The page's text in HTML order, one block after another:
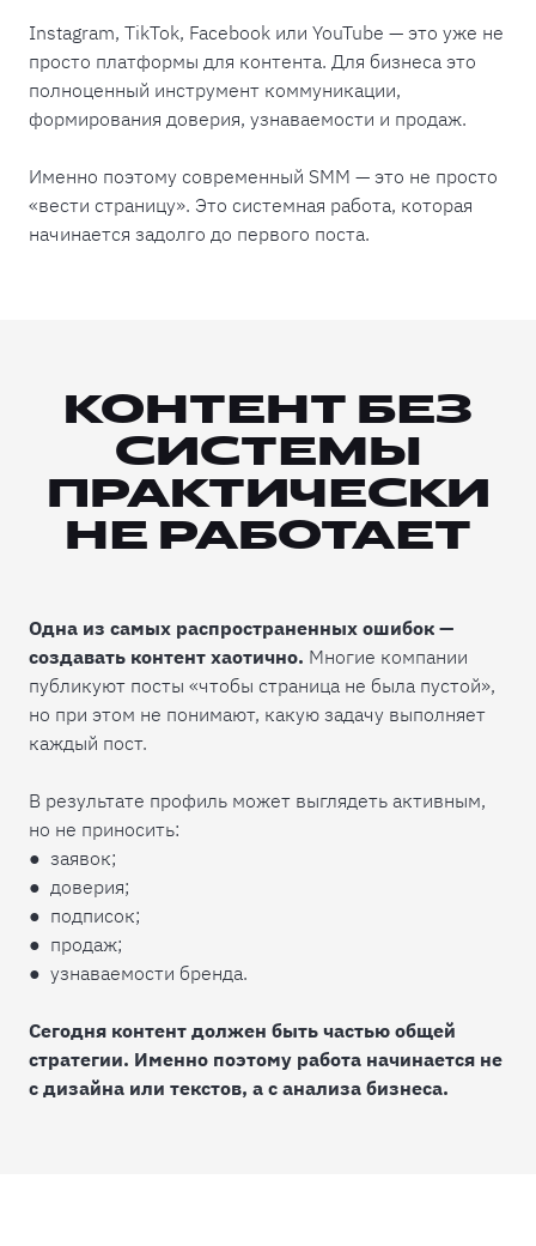
Instagram, TikTok, Facebook или YouTube — это уже не
просто платформы для контента. Для бизнеса это
полноценный инструмент коммуникации,
формирования доверия, узнаваемости и продаж.
Именно поэтому современный SMM — это не просто
«вести страницу». Это системная работа, которая
начинается задолго до первого поста.
КОНТЕНТ БЕЗ
СИСТЕМЫ
ПРАКТИЧЕСКИ
НЕ РАБОТАЕТ
Одна из самых распространенных ошибок —
создавать контент хаотично. Многие компании
публикуют посты «чтобы страница не была пустой»,
но при этом не понимают, какую задачу выполняет
каждый пост.
В результате профиль может выглядеть активным,
но не приносить:
● заявок;
● доверия;
● подписок;
● продаж;
● узнаваемости бренда.
Сегодня контент должен быть частью общей
стратегии. Именно поэтому работа начинается не
с дизайна или текстов, а с анализа бизнеса.